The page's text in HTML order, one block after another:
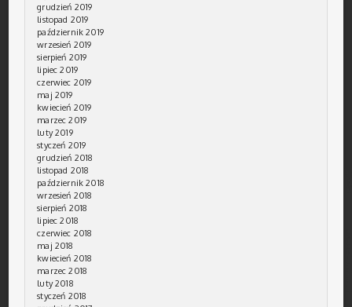
grudzień 2019
listopad 2019
październik 2019
wrzesień 2019
sierpień 2019
lipiec 2019
czerwiec 2019
maj 2019
kwiecień 2019
marzec 2019
luty 2019
styczeń 2019
grudzień 2018
listopad 2018
październik 2018
wrzesień 2018
sierpień 2018
lipiec 2018
czerwiec 2018
maj 2018
kwiecień 2018
marzec 2018
luty 2018
styczeń 2018